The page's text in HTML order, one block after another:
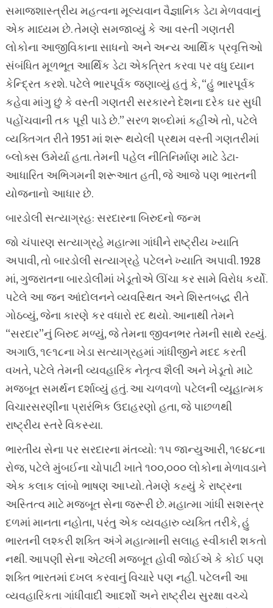
સમાજશાસ્ત્રીય મહત્વના મૂલ્યવાન વૈજ્ઞાનિક ડેટા મેળવવાનું
એક માધ્યમ છે. તેમણે સમજાવ્યું કે આ વસ્તી ગણતરી
લોકોના આજીવિકાના સાધનો અને અન્ય આર્થિક પ્રવૃત્તિઓ
સંબંધિત મૂળભૂત આર્થિક ડેટા એકત્રિત કરવા પર વધુ ધ્યાન
કેન્દ્રિત કરશે. પટેલે ભારપૂર્વક જણાવ્યું હતું કે, “હું ભારપૂર્વક
કહેવા માંગુ છું કે વસ્તી ગણતરી સરકારને દેશના દરેક ઘર સુધી
પહોંચવાની તક પૂરી પાડે છે.” સરળ શબ્દોમાં કહીએ તો, પટેલે
વ્યક્તિગત રીતે 1951 માં શરૂ થયેલી પ્રથમ વસ્તી ગણતરીમાં
બ્લોક્સ ઉમેર્યા હતા. તેમની પહેલ નીતિનિર્માણ માટે ડેટા-
આધારિત અભિગમની શરૂઆત હતી, જે આજે પણ ભારતની
યોજનાનો આધાર છે.
બારડોલી સત્યાગ્રહ: સરદારના બિરુદનો જન્મ
જો ચંપારણ સત્યાગ્રહે મહાત્મા ગાંધીને રાષ્ટ્રીય ખ્યાતિ
અપાવી, તો બારડોલી સત્યાગ્રહે પટેલને ખ્યાતિ અપાવી. 1928
માં, ગુજરાતના બારડોલીમાં ખેડૂતોએ ઊંચા કર સામે વિરોધ કર્યો.
પટેલે આ જન આંદોલનને વ્યવસ્થિત અને શિસ્તબદ્ધ રીતે
ગોઠવ્યું, જેના કારણે કર વધારો રદ થયો. આનાથી તેમને
“સરદાર”નું બિરુદ મળ્યું, જે તેમના જીવનભર તેમની સાથે રહ્યું.
અગાઉ, ૧૯૧૮ના ખેડા સત્યાગ્રહમાં ગાંધીજીને મદદ કરતી
વખતે, પટેલે તેમની વ્યવહારિક નેતૃત્વ શૈલી અને ખેડૂતો માટે
મજબૂત સમર્થન દર્શાવ્યું હતું. આ ચળવળો પટેલની વ્યૂહાત્મક
વિચારસરણીના પ્રારંભિક ઉદાહરણો હતા, જે પાછળથી
રાષ્ટ્રીય સ્તરે વિકસ્યા.
ભારતીય સેના પર સરદારના મંતવ્યો: ૧૫ જાન્યુઆરી, ૧૯૪૮ના
રોજ, પટેલે મુંબઈના ચોપાટી ખાતે ૧૦૦,૦૦૦ લોકોના મેળાવડાને
એક કલાક લાંબો ભાષણ આપ્યો. તેમણે કહ્યું કે રાષ્ટ્રના
અસ્તિત્વ માટે મજબૂત સેના જરૂરી છે. મહાત્મા ગાંધી સશસ્ત્ર
દળમાં માનતા નહોતા, પરંતુ એક વ્યવહારુ વ્યક્તિ તરીકે, હું
ભારતની લશ્કરી શક્તિ અંગે મહાત્માની સલાહ સ્વીકારી શકતો
નથી. આપણી સેના એટલી મજબૂત હોવી જોઈએ કે કોઈ પણ
શક્તિ ભારતમાં દખલ કરવાનું વિચારે પણ નહીં. પટેલની આ
વ્યવહારિકતા ગાંધીવાદી આદર્શો અને રાષ્ટ્રીય સુરક્ષા વચ્ચે